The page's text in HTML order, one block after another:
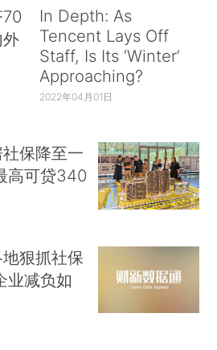
In Depth: As
Tencent Lays Off
Staff, Is Its ‘Winter’
Approaching?
2022年04月01日
保降至一
高可贷340
地狠抓社保
业减负如